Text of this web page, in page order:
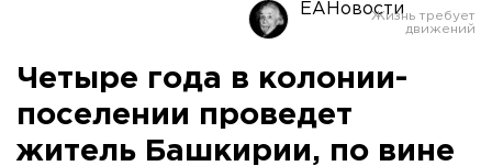
ЕАНовости
Четыре года в колонии-
поселении проведет
житель Башкирии, по вине